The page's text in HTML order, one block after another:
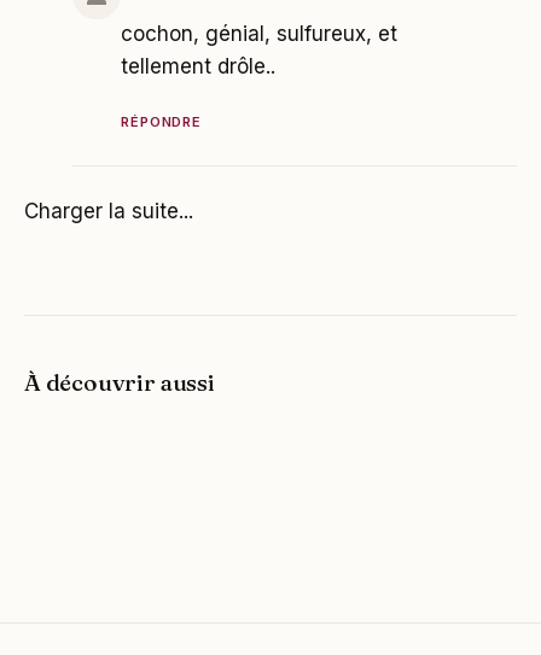
cochon, génial, sulfureux, et
tellement drôle..
RÉPONDRE
Charger la suite...
À découvrir aussi